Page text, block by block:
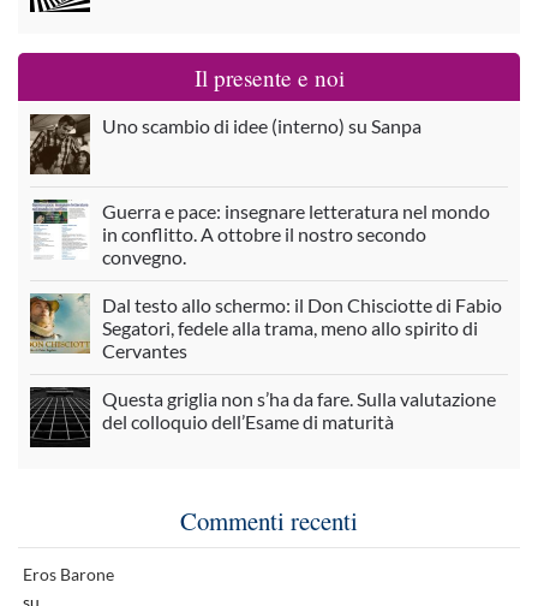
Il presente e noi
Uno scambio di idee (interno) su Sanpa
Guerra e pace: insegnare letteratura nel mondo
in conflitto. A ottobre il nostro secondo
convegno.
Dal testo allo schermo: il Don Chisciotte di Fabio
Segatori, fedele alla trama, meno allo spirito di
Cervantes
Questa griglia non s’ha da fare. Sulla valutazione
del colloquio dell’Esame di maturità
Commenti recenti
Eros Barone